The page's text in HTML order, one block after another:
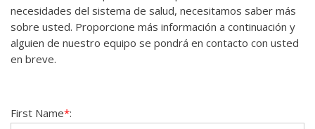
necesidades del sistema de salud, necesitamos saber más
sobre usted. Proporcione más información a continuación y
alguien de nuestro equipo se pondrá en contacto con usted
en breve.
First Name*: